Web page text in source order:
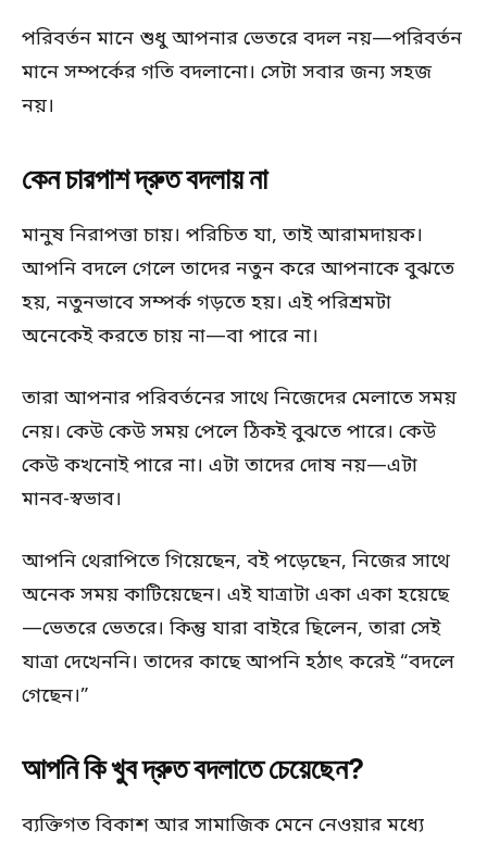
পরিবর্তন মানে শুধু আপনার ভেতরে বদল নয়—পরিবর্তন
মানে সম্পর্কের গতি বদলানো। সেটা সবার জন্য সহজ
নয়।
কেন চারপাশ দ্রুত বদলায় না
মানুষ নিরাপত্তা চায়। পরিচিত যা, তাই আরামদায়ক।
আপনি বদলে গেলে তাদের নতুন করে আপনাকে বুঝতে
হয়, নতুনভাবে সম্পর্ক গড়তে হয়। এই পরিশ্রমটা
অনেকেই করতে চায় না—বা পারে না।
তারা আপনার পরিবর্তনের সাথে নিজেদের মেলাতে সময়
নেয়। কেউ কেউ সময় পেলে ঠিকই বুঝতে পারে। কেউ
কেউ কখনোই পারে না। এটা তাদের দোষ নয়—এটা
মানব-স্বভাব।
আপনি থেরাপিতে গিয়েছেন, বই পড়েছেন, নিজের সাথে
অনেক সময় কাটিয়েছেন। এই যাত্রাটা একা একা হয়েছে
—ভেতরে ভেতরে। কিন্তু যারা বাইরে ছিলেন, তারা সেই
যাত্রা দেখেননি। তাদের কাছে আপনি হঠাৎ করেই “বদলে
গেছেন।”
আপনি কি খুব দ্রুত বদলাতে চেয়েছেন?
ব্যক্তিগত বিকাশ আর সামাজিক মেনে নেওয়ার মধ্যে